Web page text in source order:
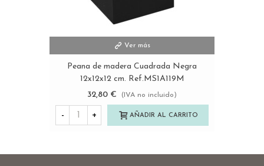
Ver más
Peana de madera Cuadrada Negra
12x12x12 cm. Ref.MS1A119M
32,80 €
(IVA no incluido)
- + AÑADIR AL CARRITO